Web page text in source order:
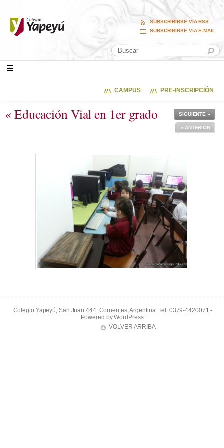
SUBSCRIBIRSE VIA RSS
SUBSCRIBIRSE VIA E-MAIL
CAMPUS PRE-INSCRIPCIÓN
« Educación Vial en 1er grado SIGUIENTE »
« ANTERIOR
Colegio Yapeyú, San Juan 444, Corrientes, Argentina. Tel: 0379-4420071 -
Powered byWordPress.
VOLVER ARRIBA